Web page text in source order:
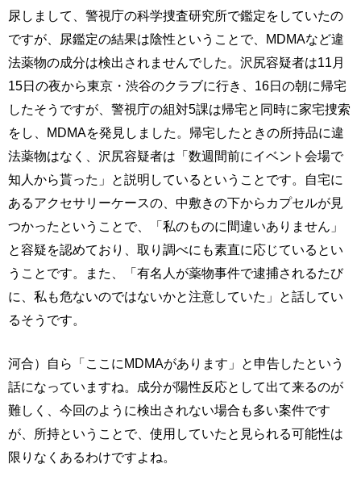
尿しまして、警視庁の科学捜査研究所で鑑定をしていたの
ですが、尿鑑定の結果は陰性ということで、MDMAなど違
法薬物の成分は検出されませんでした。沢尻容疑者は11月
15日の夜から東京・渋谷のクラブに行き、16日の朝に帰宅
したそうですが、警視庁の組対5課は帰宅と同時に家宅捜索
をし、MDMAを発見しました。帰宅したときの所持品に違
法薬物はなく、沢尻容疑者は「数週間前にイベント会場で
知人から貰った」と説明しているということです。自宅に
あるアクセサリーケースの、中敷きの下からカプセルが見
つかったということで、「私のものに間違いありません」
と容疑を認めており、取り調べにも素直に応じているとい
うことです。また、「有名人が薬物事件で逮捕されるたび
に、私も危ないのではないかと注意していた」と話してい
るそうです。
河合）自ら「ここにMDMAがあります」と申告したという
話になっていますね。成分が陽性反応として出て来るのが
難しく、今回のように検出されない場合も多い案件です
が、所持ということで、使用していたと見られる可能性は
限りなくあるわけですよね。